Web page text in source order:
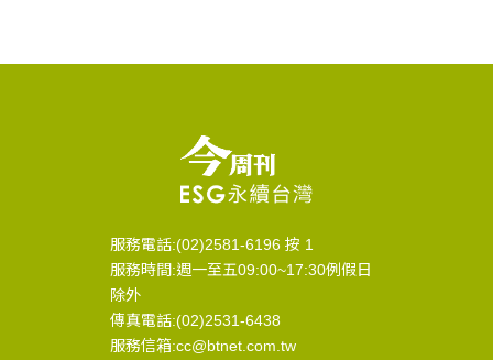
服務電話:(02)2581-6196 按 1
服務時間:週一至五09:00~17:30例假日
除外
傳真電話:(02)2531-6438
服務信箱:cc@btnet.com.tw